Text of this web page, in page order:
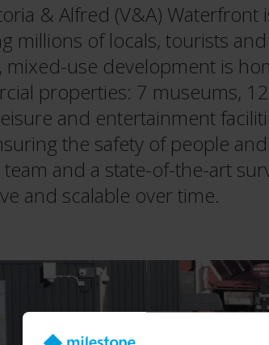
& Alfred (V&A) Waterfront
millions of locals, tourists
mixed-use development is
properties: 7 museums,
and entertainment
the safety of people
and a state-of-the-art
and scalable over time.